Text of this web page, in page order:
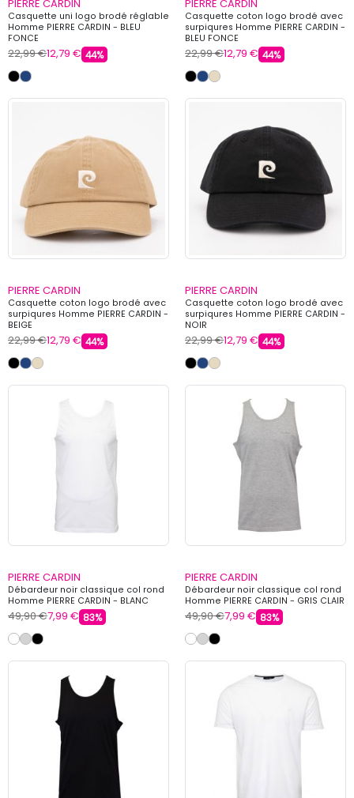
PIERRE CARDIN
Casquette uni logo brodé réglable
Homme PIERRE CARDIN - BLEU
FONCE
22,99 €12,79 € 44%
PIERRE CARDIN
Casquette coton logo brodé avec
surpiqures Homme PIERRE CARDIN -
BLEU FONCE
22,99 €12,79 € 44%
PIERRE CARDIN
Casquette coton logo brodé avec
surpiqures Homme PIERRE CARDIN -
BEIGE
22,99 €12,79 € 44%
PIERRE CARDIN
Casquette coton logo brodé avec
surpiqures Homme PIERRE CARDIN -
NOIR
22,99 €12,79 € 44%
PIERRE CARDIN
Débardeur noir classique col rond
Homme PIERRE CARDIN - BLANC
49,90 €7,99 € 83%
PIERRE CARDIN
Débardeur noir classique col rond
Homme PIERRE CARDIN - GRIS CLAIR
49,90 €7,99 € 83%